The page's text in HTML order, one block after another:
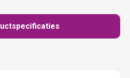
Handgemaakt – elk stuk heeft zijn